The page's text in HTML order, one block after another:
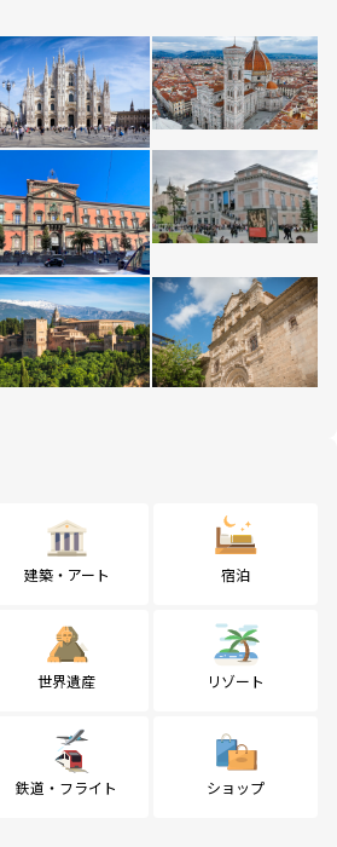
建築・アート 宿泊
世界遺産 リゾート
鉄道・フライト ショップ